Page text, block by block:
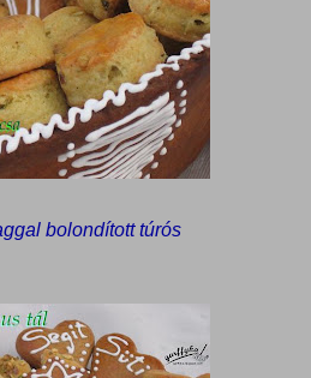
bolondított túrós